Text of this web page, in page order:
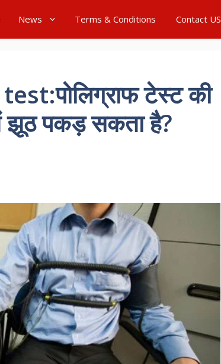
News Terms & Conditions Contact US
टेस्ट की
झूठ पकड़ सकता है?